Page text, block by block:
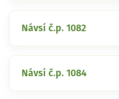
Návsí č.p. 1082
Návsí č.p. 1084